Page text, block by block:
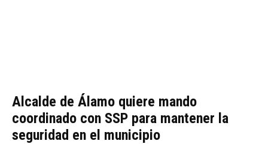
Alcalde de Álamo quiere mando
coordinado con SSP para mantener la
seguridad en el municipio